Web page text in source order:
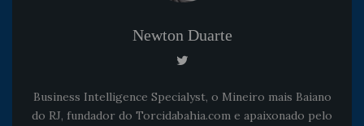
Newton Duarte
Business Intelligence Specialyst, o Mineiro mais Baiano
do RJ, fundador do Torcidabahia.com e apaixonado pelo